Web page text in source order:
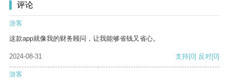
评论
游客
这款app就像我的财务顾问，让我能够省钱又省心。
2024-08-31 支持[0] 反对[0]
游客